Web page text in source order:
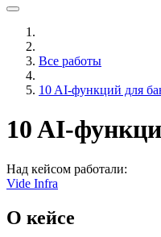
Все работы
10 AI-функций для
10 AI-
Над кейсом работали:
Vide Infra
О кейсе